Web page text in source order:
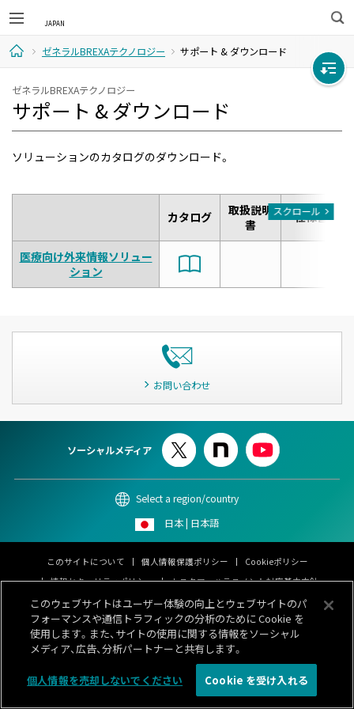
検
索
ホ
ー
ゼネラルBREXAテクノロジー サポート & ダウンロード
ゼネラルBREXAテクノロジー
サポート & ダウンロード
ソリューションのカタログのダウンロード。
カタログ
取扱説明
書
仕様書
医療向け外来情報ソリュー
ション
スクロール
お問い合わせ
ソーシャルメディア
Select a region/country
日本 | 日本語
このサイトについて 個人情報保護ポリシー
Cookieポリシー
情報セキュリティポリシー
カスタマーハラスメント対応基本方針
サイトマップ
お問い合わせ
© 1996- 2026 GENERAL.
このウェブサイトはユーザー体験の向上とウェブサイトのパ
フォーマンスや通信トラフィックの分析のために Cookie を
使用します。また、サイトの使用に関する情報をソーシャル
メディア、広告、分析パートナーと共有します。
個人情報を売却しないでください Cookie を受け入れる